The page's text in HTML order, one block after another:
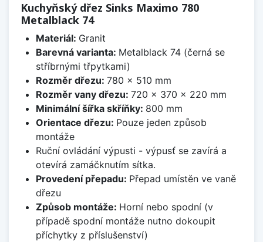
Kuchyňský dřez Sinks Maximo 780
Metalblack 74
Materiál: Granit
Barevná varianta: Metalblack 74 (černá se
stříbrnými třpytkami)
Rozměr dřezu: 780 x 510 mm
Rozměr vany dřezu: 720 x 370 x 220 mm
Minimální šířka skříňky: 800 mm
Orientace dřezu: Pouze jeden způsob
montáže
Ruční ovládání výpusti - výpusť se zavírá a
otevírá zamáčknutím sítka.
Provedení přepadu: Přepad umístěn ve vaně
dřezu
Způsob montáže: Horní nebo spodní (v
případě spodní montáže nutno dokoupit
příchytky z příslušenství)